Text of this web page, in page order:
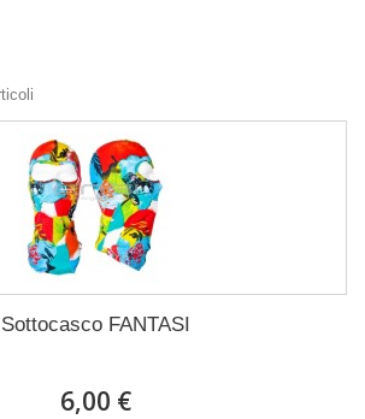
Sottocasco FANTASI
6,00 €